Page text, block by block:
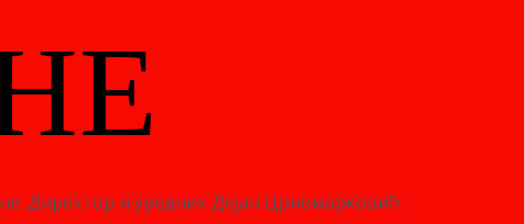
Директор и уредник Дејан Црномарковић.